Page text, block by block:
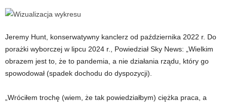
Jeremy Hunt, konserwatywny kanclerz od października 2022 r. Do
porażki wyborczej w lipcu 2024 r., Powiedział Sky News: „Wielkim
obrazem jest to, że to pandemia, a nie działania rządu, który go
spowodował (spadek dochodu do dyspozycji).
„Wróciłem trochę (wiem, że tak powiedziałbym) ciężka praca, a